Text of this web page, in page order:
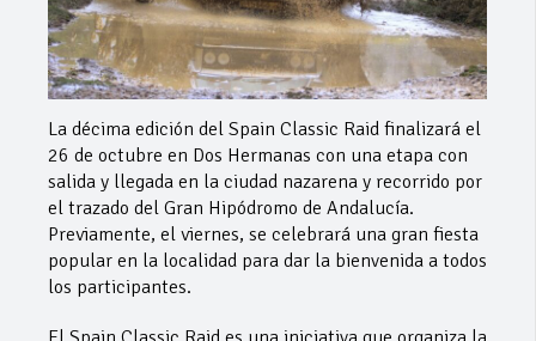
La décima edición del Spain Classic Raid finalizará el
26 de octubre en Dos Hermanas con una etapa con
salida y llegada en la ciudad nazarena y recorrido por
el trazado del Gran Hipódromo de Andalucía.
Previamente, el viernes, se celebrará una gran fiesta
popular en la localidad para dar la bienvenida a todos
los participantes.